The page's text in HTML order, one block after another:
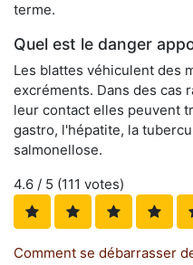
terme.
Quel est le danger
Les blattes véhiculent des
excréments. Dans des cas
leur contact elles peuvent
gastro, l'hépatite, la
salmonellose.
4.6 / 5 (111 votes)
Comment se débarrasser